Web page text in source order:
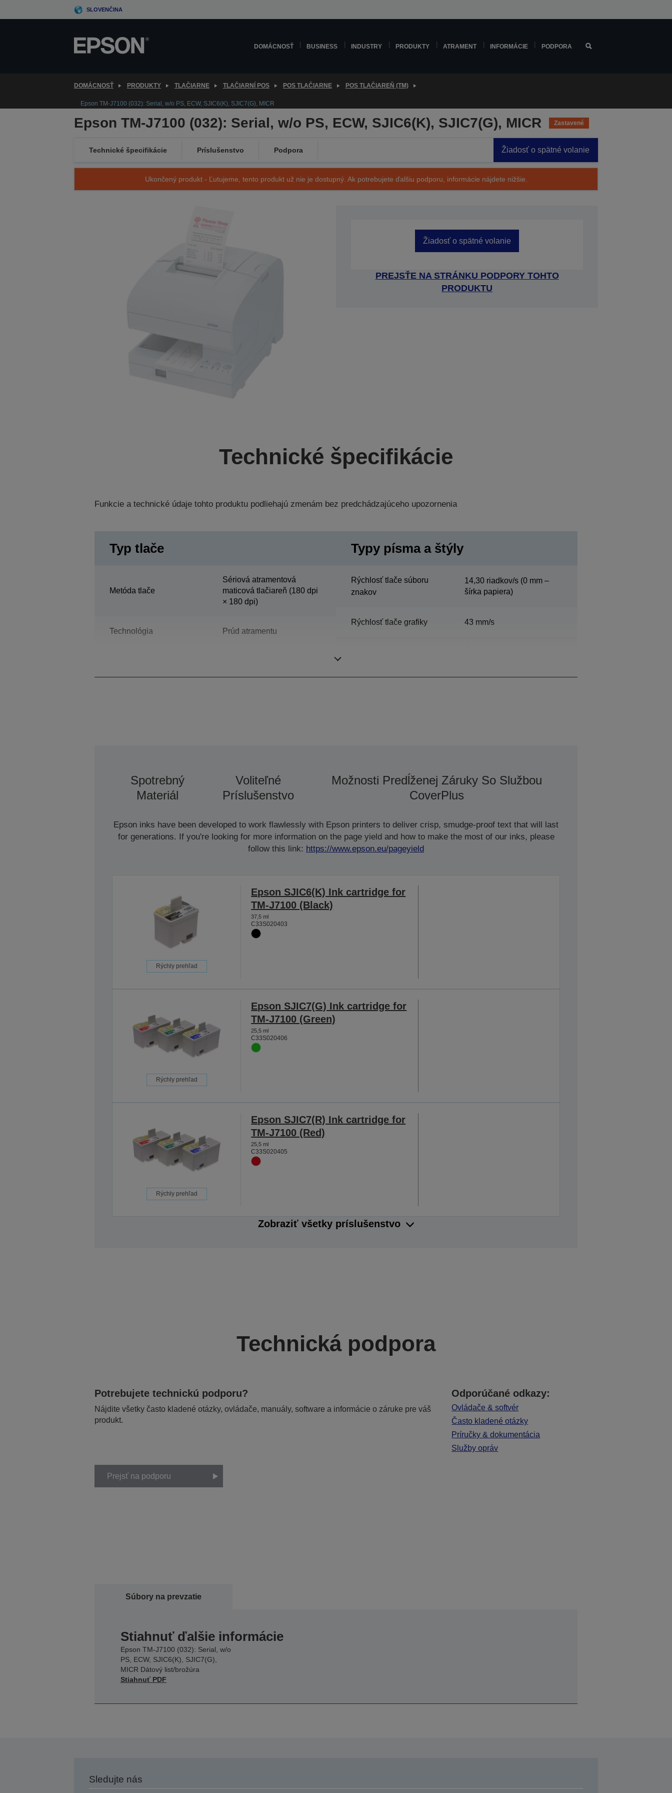
to
SLOVENČINA
DOMÁCNOSŤ BUSINESS INDUSTRY PRODUKTY ATRAMENT INFORMÁCIE PODPORA
DOMÁCNOSŤ PRODUKTY TLAČIARNE TLAČIARNÍ POS POS TLAČIARNE POS TLAČIAREŇ (TM)
Epson TM-J7100 (032): Serial, w/o PS, ECW, SJIC6(K), SJIC7(G), MICR
Epson TM-J7100 (032): Serial, w/o PS, ECW, SJIC6(K), SJIC7(G), MICR Zastavené
Technické špecifikácie Príslušenstvo Podpora Žiadosť o spätné volanie
Ukončený produkt - Ľutujeme, tento produkt už nie je dostupný. Ak potrebujete ďalšiu podporu, informácie nájdete nižšie.
Žiadosť o spätné volanie
PREJSŤE NA STRÁNKU PODPORY TOHTO
PRODUKTU
Technické špecifikácie
Funkcie a technické údaje tohto produktu podliehajú zmenám bez predchádzajúceho upozornenia
Typ tlače
Metóda tlače
Sériová atramentová
maticová tlačiareň (180 dpi
× 180 dpi)
Technológia Prúd atramentu
Typy písma a štýly
Rýchlosť tlače súboru
znakov
14,30 riadkov/s (0 mm –
šírka papiera)
Rýchlosť tlače grafiky 43 mm/s
Spotrebný
Materiál
Voliteľné
Príslušenstvo
Možnosti Predĺženej Záruky So Službou
CoverPlus
Epson inks have been developed to work flawlessly with Epson printers to deliver crisp, smudge-proof text that will last
for generations. If you're looking for more information on the page yield and how to make the most of our inks, please
follow this link: https://www.epson.eu/pageyield
Rýchly prehľad
Epson SJIC6(K) Ink cartridge for
TM-J7100 (Black)
37,5 ml
C33S020403
Rýchly prehľad
Epson SJIC7(G) Ink cartridge for
TM-J7100 (Green)
25,5 ml
C33S020406
Rýchly prehľad
Epson SJIC7(R) Ink cartridge for
TM-J7100 (Red)
25,5 ml
C33S020405
Zobraziť všetky príslušenstvo
Technická podpora
Potrebujete technickú podporu?
Nájdite všetky často kladené otázky, ovládače, manuály, software a informácie o záruke pre váš
produkt.
Odporúčané odkazy:
Ovládače & softvér
Často kladené otázky
Príručky & dokumentácia
Služby opráv
Prejsť na podporu
Súbory na prevzatie
Stiahnuť ďalšie informácie
Epson TM-J7100 (032): Serial, w/o
PS, ECW, SJIC6(K), SJIC7(G),
MICR Dátový list/brožúra
Stiahnuť PDF
Sledujte nás